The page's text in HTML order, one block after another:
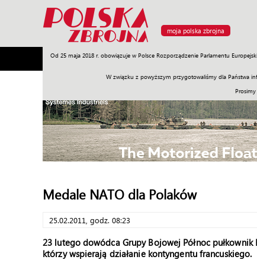
moja polska zbrojna
Od 25 maja 2018 r. obowiązuje w Polsce Rozporządzenie Parlamentu
W związku z powyższym przygotowaliśmy dla Państwa
Armia Poligon Sprzęt Misje Polityka Prawo
Medale NATO dla Polaków
25.02.2011, godz. 08:23
23 lutego dowódca Grupy Bojowej Północ
którzy wspierają działanie kontyngentu francuskiego.